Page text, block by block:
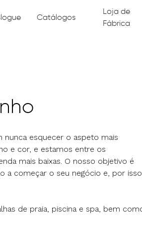
Catálogos
Loja de
Fábrica
nunca esquecer o aspeto mais
e cor, e estamos entre os
mais baixas. O nosso objetivo é
a começar o seu negócio e, por
de praia, piscina e spa, bem